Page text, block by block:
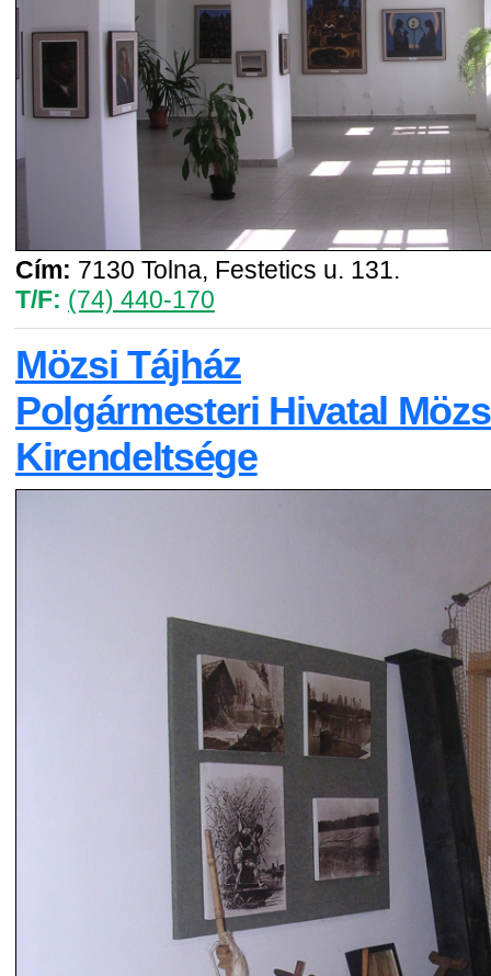
Cím: 7130 Tolna, Festetics u. 131.
T/F: (74) 440-170
Mözsi Tájház
Polgármesteri Hivatal
Kirendeltsége